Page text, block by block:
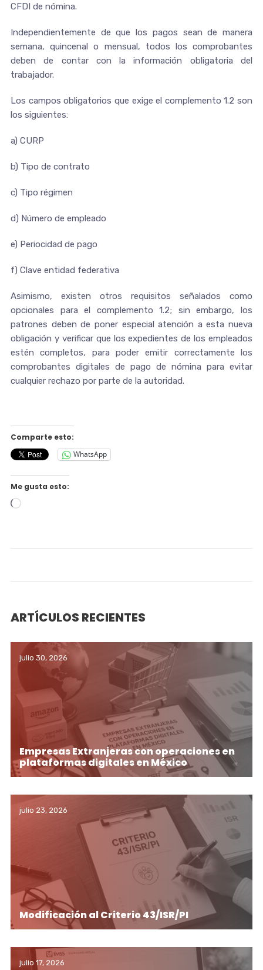
CFDI de nómina.
Independientemente de que los pagos sean de manera
semana, quincenal o mensual, todos los comprobantes
deben de contar con la información obligatoria del
trabajador.
Los campos obligatorios que exige el complemento 1.2 son
los siguientes:
a) CURP
b) Tipo de contrato
c) Tipo régimen
d) Número de empleado
e) Periocidad de pago
f) Clave entidad federativa
Asimismo, existen otros requisitos señalados como
opcionales para el complemento 1.2; sin embargo, los
patrones deben de poner especial atención a esta nueva
obligación y verificar que los expedientes de los empleados
estén completos, para poder emitir correctamente los
comprobantes digitales de pago de nómina para evitar
cualquier rechazo por parte de la autoridad.
Comparte esto:
WhatsApp
Me gusta esto:
Cargando...
ARTÍCULOS RECIENTES
julio 30, 2026
Empresas Extranjeras con operaciones en
plataformas digitales en México
julio 23, 2026
Modificación al Criterio 43/ISR/PI
julio 17, 2026